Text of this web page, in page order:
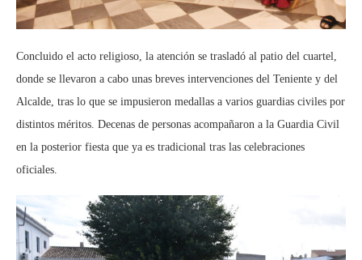
Concluido el acto religioso, la atención se trasladó al patio del cuartel,
donde se llevaron a cabo unas breves intervenciones del Teniente y del
Alcalde, tras lo que se impusieron medallas a varios guardias civiles por
distintos méritos. Decenas de personas acompañaron a la Guardia Civil
en la posterior fiesta que ya es tradicional tras las celebraciones
oficiales.